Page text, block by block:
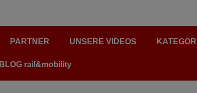
PARTNER UNSERE VIDEOS
BLOG rail&mobility